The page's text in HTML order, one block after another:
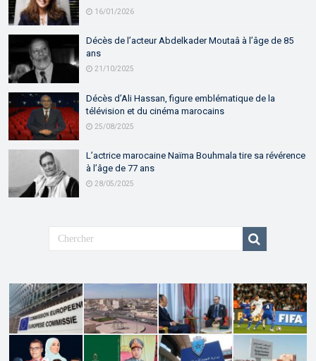
16/01/2026
Décès de l’acteur Abdelkader Moutaâ à l’âge de 85
ans
21/10/2025
Décès d’Ali Hassan, figure emblématique de la
télévision et du cinéma marocains
25/08/2025
L’actrice marocaine Naïma Bouhmala tire sa révérence
à l’âge de 77 ans
28/05/2025